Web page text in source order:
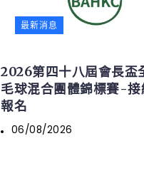
最新消息
2026第四十八屆會長盃
毛球混合團體錦標賽-接
報名
06/08/2026